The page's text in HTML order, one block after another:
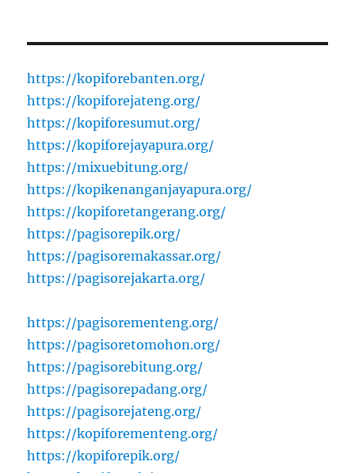
https://kopiforebanten.org/
https://kopiforejateng.org/
https://kopiforesumut.org/
https://kopiforejayapura.org/
https://mixuebitung.org/
https://kopikenanganjayapura.org/
https://kopiforetangerang.org/
https://pagisorepik.org/
https://pagisoremakassar.org/
https://pagisorejakarta.org/
https://pagisorementeng.org/
https://pagisoretomohon.org/
https://pagisorebitung.org/
https://pagisorepadang.org/
https://pagisorejateng.org/
https://kopiforementeng.org/
https://kopiforepik.org/